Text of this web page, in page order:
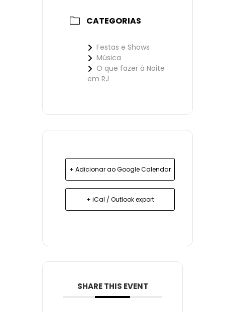
CATEGORIAS
Festas e Shows
Música
O que fazer à Noite
em RJ
+ Adicionar ao Google Calendar
+ iCal / Outlook export
SHARE THIS EVENT